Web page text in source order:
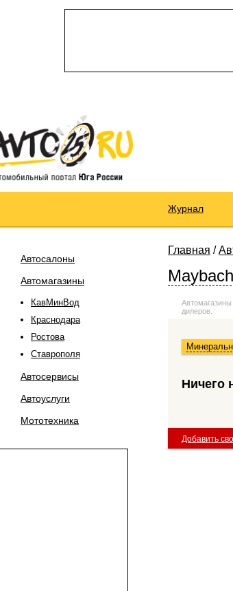
Журнал
Автосалоны
Автомагазины
КавМинВод
Краснодара
Ростова
Ставрополя
Автосервисы
Автоуслуги
Мототехника
Главная /
Maybach
дилеров.
Ничего
Добавить